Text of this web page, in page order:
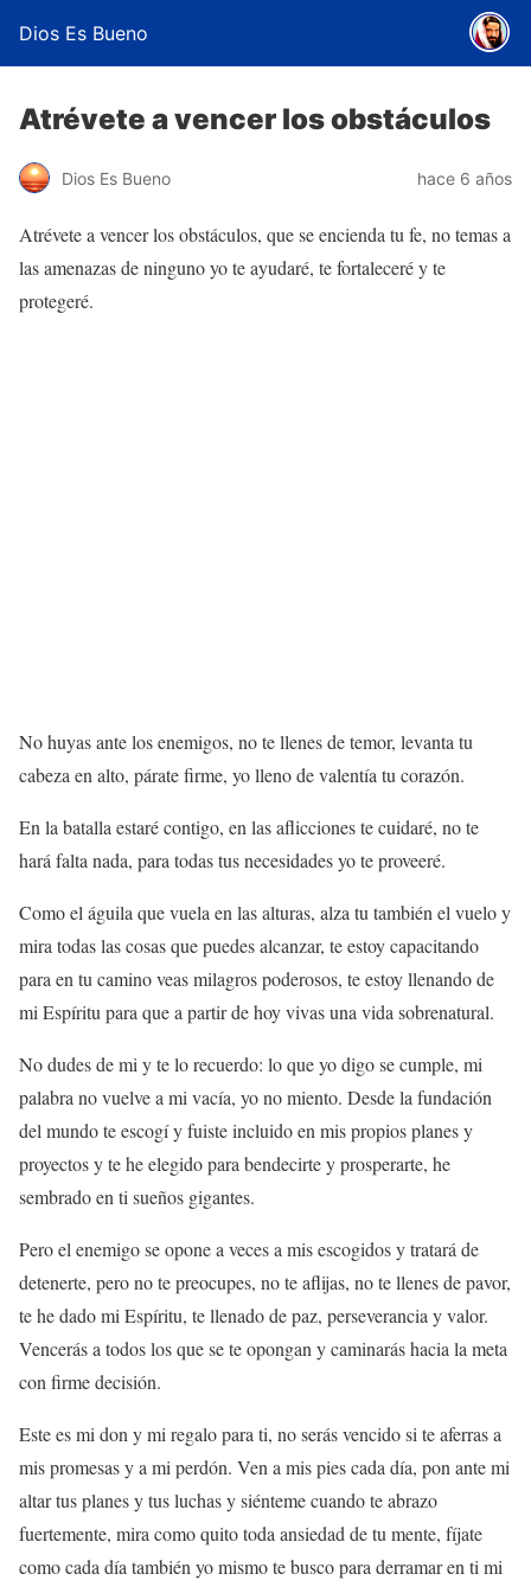
Dios Es Bueno
Atrévete a vencer los obstáculos
Dios Es Bueno hace 6 años
Atrévete a vencer los obstáculos, que se encienda tu fe, no temas a
las amenazas de ninguno yo te ayudaré, te fortaleceré y te
protegeré.
No huyas ante los enemigos, no te llenes de temor, levanta tu
cabeza en alto, párate firme, yo lleno de valentía tu corazón.
En la batalla estaré contigo, en las aflicciones te cuidaré, no te
hará falta nada, para todas tus necesidades yo te proveeré.
Como el águila que vuela en las alturas, alza tu también el vuelo y
mira todas las cosas que puedes alcanzar, te estoy capacitando
para en tu camino veas milagros poderosos, te estoy llenando de
mi Espíritu para que a partir de hoy vivas una vida sobrenatural.
No dudes de mi y te lo recuerdo: lo que yo digo se cumple, mi
palabra no vuelve a mi vacía, yo no miento. Desde la fundación
del mundo te escogí y fuiste incluido en mis propios planes y
proyectos y te he elegido para bendecirte y prosperarte, he
sembrado en ti sueños gigantes.
Pero el enemigo se opone a veces a mis escogidos y tratará de
detenerte, pero no te preocupes, no te aflijas, no te llenes de pavor,
te he dado mi Espíritu, te llenado de paz, perseverancia y valor.
Vencerás a todos los que se te opongan y caminarás hacia la meta
con firme decisión.
Este es mi don y mi regalo para ti, no serás vencido si te aferras a
mis promesas y a mi perdón. Ven a mis pies cada día, pon ante mi
altar tus planes y tus luchas y siénteme cuando te abrazo
fuertemente, mira como quito toda ansiedad de tu mente, fíjate
como cada día también yo mismo te busco para derramar en ti mi